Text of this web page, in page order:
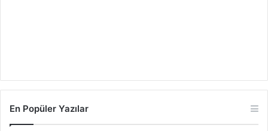
En Popüler Yazılar